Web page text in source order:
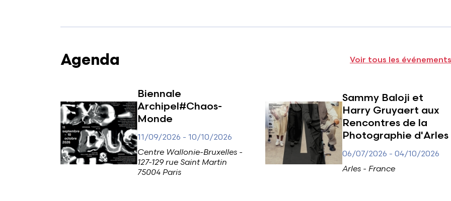
Agenda Voir tous les événements
Biennale
Archipel#Chaos-
Monde
11/09/2026 -10/10/2026
Centre Wallonie-Bruxelles -
127-129 rue Saint Martin
75004 Paris
Sammy Baloji et
Harry Gruyaert aux
Rencontres de la
Photographie d'Arles
06/07/2026 - 04/10/2026
Arles - France